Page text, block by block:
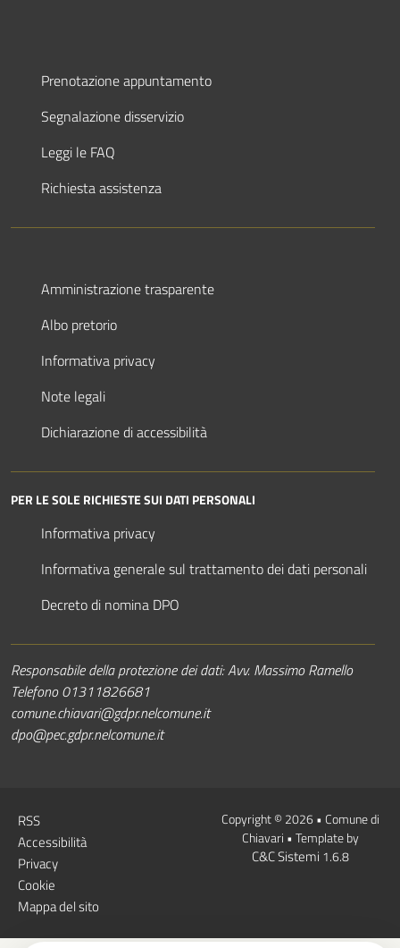
Prenotazione appuntamento
Segnalazione disservizio
Leggi le FAQ
Richiesta assistenza
Amministrazione trasparente
Albo pretorio
Informativa privacy
Note legali
Dichiarazione di accessibilità
PER LE SOLE RICHIESTE SUI DATI PERSONALI
Informativa privacy
Informativa generale sul trattamento dei dati personali
Decreto di nomina DPO
Responsabile della protezione dei dati: Avv. Massimo Ramello
Telefono 01311826681
comune.chiavari@gdpr.nelcomune.it
dpo@pec.gdpr.nelcomune.it
Link
Utili
RSS
Accessibilità
Privacy
Cookie
Mappa del sito
Copyright © 2026 • Comune di
Chiavari • Template by
C&C Sistemi 1.6.8